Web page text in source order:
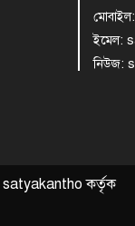
ইমেল:
নিউজ:
satyakantho কর্তৃক